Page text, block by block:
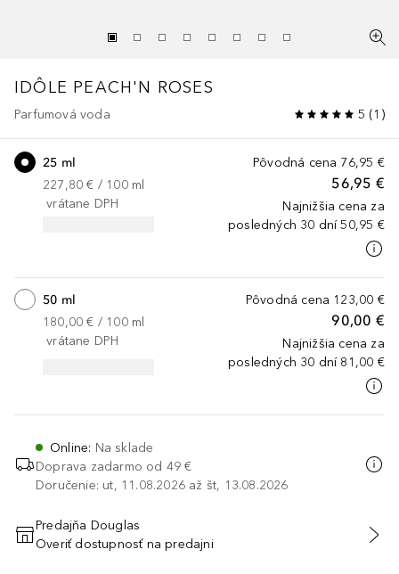
IDÔLE PEACH'N ROSES
Parfumová voda 5 (1 )
Pôvodná cena 76,95 €
56,95 €
Najnižšia cena za
posledných 30 dní 50,95 €
25 ml
227,80 € / 100 ml
vrátane DPH
Pôvodná cena 123,00 €
90,00 €
Najnižšia cena za
posledných 30 dní 81,00 €
50 ml
180,00 € / 100 ml
vrátane DPH
Online: Na sklade
Doprava zadarmo od 49 €
Doručenie: ut, 11.08.2026 až št, 13.08.2026
PRIDAŤ DO KOŠÍKA
Predajňa Douglas
Overiť dostupnosť na predajni